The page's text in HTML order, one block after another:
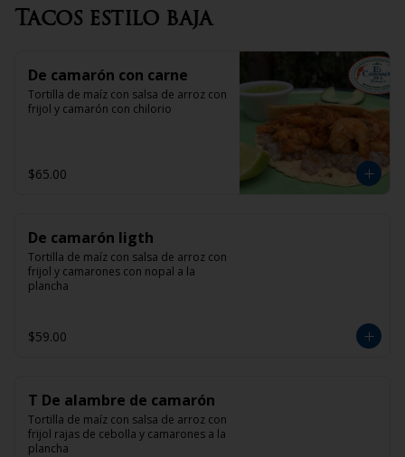
Tacos estilo baja
De camarón con carne
Tortilla de maíz con salsa de arroz con
frijol y camarón con chilorio
$65.00
De camarón ligth
Tortilla de maíz con salsa de arroz con
frijol y camarones con nopal a la
plancha
$59.00
T De alambre de camarón
Tortilla de maíz con salsa de arroz con
frijol rajas de cebolla y camarones a la
plancha